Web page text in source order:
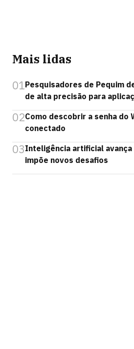
Mais lidas
01Pesquisadores de Pequim
de alta precisão para
02Como descobrir a senha do
conectado
03Inteligência artificial avança
impõe novos desafios